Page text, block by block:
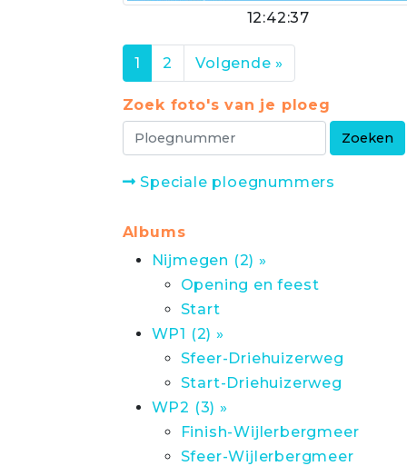
12:42:37
1 2 Volgende »
Zoek foto's van je ploeg
Speciale ploegnummers
Albums
Nijmegen (2) »
Opening en feest
Start
WP1 (2) »
Sfeer-Driehuizerweg
Start-Driehuizerweg
WP2 (3) »
Finish-Wijlerbergmeer
Sfeer-Wijlerbergmeer